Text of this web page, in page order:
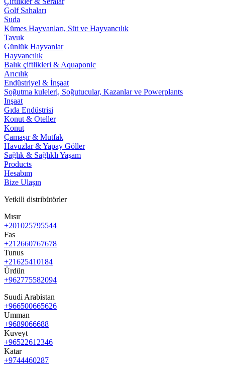
Golf Sahaları
Suda
Kümes Hayvanları, Süt ve Hayvancılık
Tavuk
Günlük Hayvanlar
Hayvancılık
Balık çiftlikleri & Aquaponic
Arıcılık
Endüstriyel & İnşaat
Soğutma kuleleri, Soğutucular, Kazanlar ve Powerplants
Inşaat
Gıda Endüstrisi
Konut & Oteller
Konut
Çamaşır & Mutfak
Havuzlar & Yapay Göller
Sağlık & Sağlıklı Yaşam
Products
Hesabım
Bize Ulaşın
Yetkili distribütörler
Mısır
+201025795544
Fas
+212660767678
Tunus
+21625410184
Ürdün
+962775582094
Suudi Arabistan
+966500665626
Umman
+9689066688
Kuveyt
+96522612346
Katar
+9744460287